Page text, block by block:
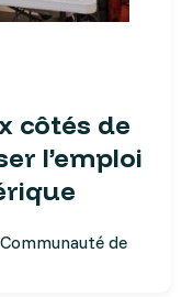
côtés de
l’emploi
de